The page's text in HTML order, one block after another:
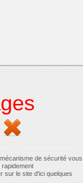
de sécurité vous
sur le site d'ici quelques